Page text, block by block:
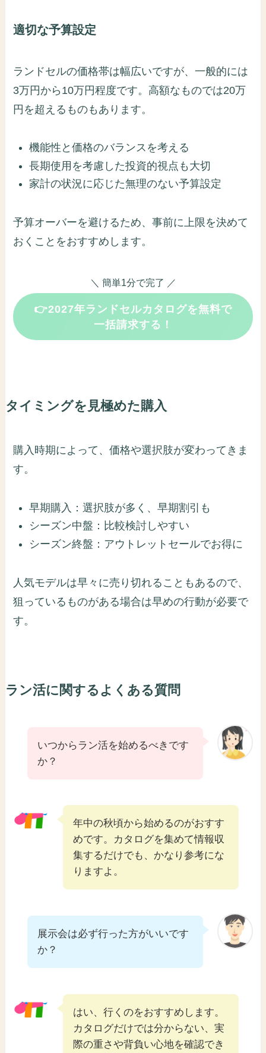
適切な予算設定
ランドセルの価格帯は幅広いですが、一般的には
3万円から10万円程度です。高額なものでは20万
円を超えるものもあります。
機能性と価格のバランスを考える
長期使用を考慮した投資的視点も大切
家計の状況に応じた無理のない予算設定
予算オーバーを避けるため、事前に上限を決めて
おくことをおすすめします。
＼ 簡単1分で完了 ／
👉2027年ランドセルカタログを無料で
一括請求する！
タイミングを見極めた購入
購入時期によって、価格や選択肢が変わってきま
す。
早期購入：選択肢が多く、早期割引も
シーズン中盤：比較検討しやすい
シーズン終盤：アウトレットセールでお得に
人気モデルは早々に売り切れることもあるので、
狙っているものがある場合は早めの行動が必要で
す。
ラン活に関するよくある質問
いつからラン活を始めるべきです
か？
年中の秋頃から始めるのがおすす
めです。カタログを集めて情報収
集するだけでも、かなり参考にな
りますよ。
展示会は必ず行った方がいいです
か？
はい、行くのをおすすめします。
カタログだけでは分からない、実
際の重さや背負い心地を確認でき